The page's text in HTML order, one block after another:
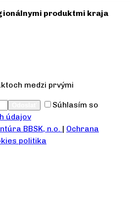
produktmi kraja
medzi prvými
Súhlasím so
údajov
BBSK, n.o. | Ochrana
politika